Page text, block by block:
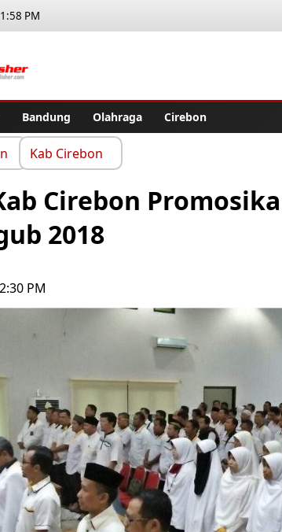
PM
Bandung Olahraga Cirebon
Kab Cirebon
Cirebon
2018
PM